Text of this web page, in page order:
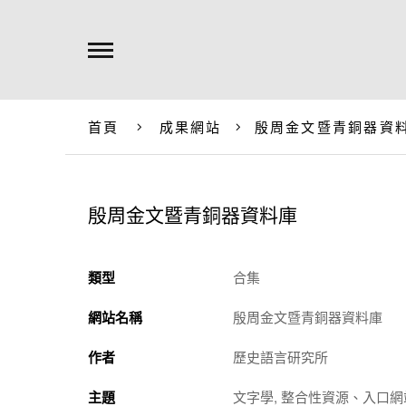
首頁 成果網站 殷周金文暨青銅器資
殷周金文暨青銅器資料庫
類型 合集
網站名稱 殷周金文暨青銅器資料庫
作者 歷史語言研究所
主題 文字學, 整合性資源、入口